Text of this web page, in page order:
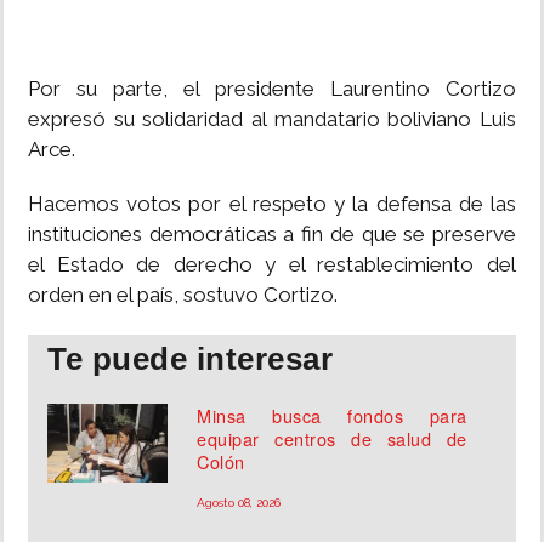
Por su parte, el presidente Laurentino Cortizo
expresó su solidaridad al mandatario boliviano Luis
Arce.
Hacemos votos por el respeto y la defensa de las
instituciones democráticas a fin de que se preserve
el Estado de derecho y el restablecimiento del
orden en el país, sostuvo Cortizo.
Te puede interesar
Minsa busca fondos para
equipar centros de salud de
Colón
Agosto 08, 2026